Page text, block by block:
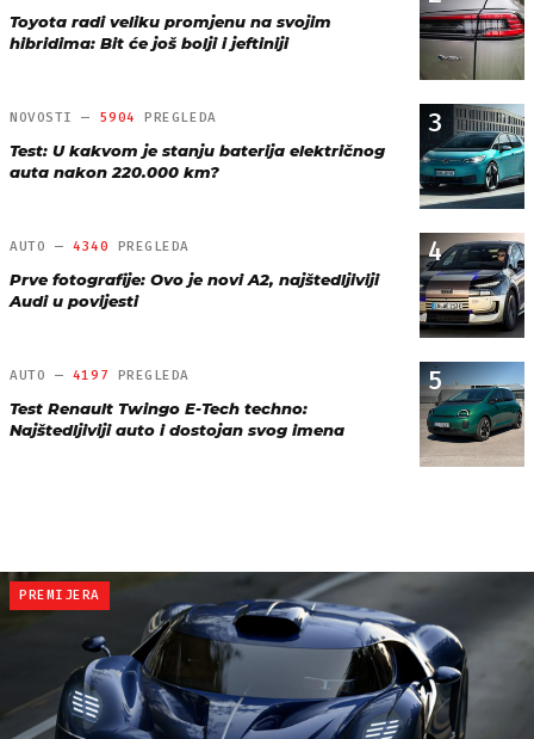
Toyota radi veliku promjenu na svojim
hibridima: Bit će još bolji i jeftiniji
3
NOVOSTI — 5904 PREGLEDA
Test: U kakvom je stanju baterija električnog
auta nakon 220.000 km?
4
AUTO — 4340 PREGLEDA
Prve fotografije: Ovo je novi A2, najštedljiviji
Audi u povijesti
5
AUTO — 4197 PREGLEDA
Test Renault Twingo E-Tech techno:
Najštedljiviji auto i dostojan svog imena
PREMIJERA